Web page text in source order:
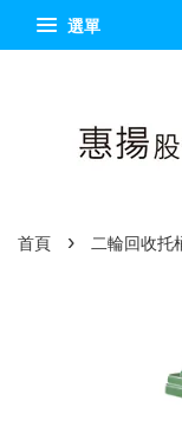
選單
首頁 › 二輪回收托